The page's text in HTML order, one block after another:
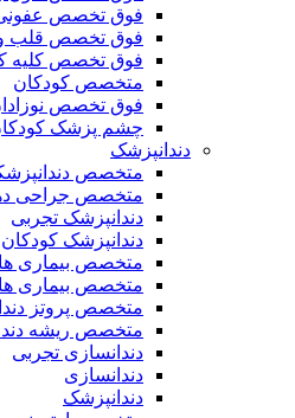
فوق تخصص
فوق تخصص قلب
فوق تخصص کلیه
متخصص کودکان
فوق تخصص
چشم پزشک
دندانپزشک
متخصص
متخصص جراحی
دندانپزشک تجربی
دندانپزشک کودکان
متخصص بیماری
متخصص بیماری
متخصص پروتز
متخصص ریشه
دندانسازی تجربی
دندانسازی
دندانپزشک